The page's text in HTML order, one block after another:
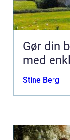
Gør din
med
Stine Berg